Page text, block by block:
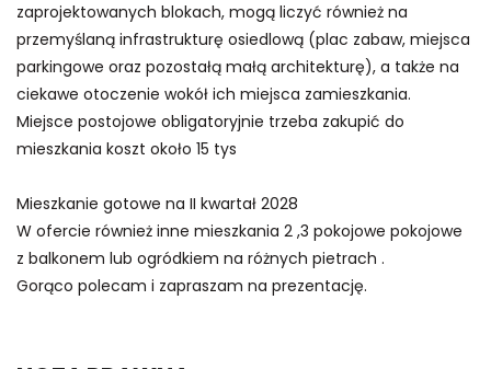
zaprojektowanych blokach, mogą liczyć również na
przemyślaną infrastrukturę osiedlową (plac zabaw, miejsca
parkingowe oraz pozostałą małą architekturę), a także na
ciekawe otoczenie wokół ich miejsca zamieszkania.
Miejsce postojowe obligatoryjnie trzeba zakupić do
mieszkania koszt około 15 tys
Mieszkanie gotowe na II kwartał 2028
W ofercie również inne mieszkania 2 ,3 pokojowe pokojowe
z balkonem lub ogródkiem na różnych pietrach .
Gorąco polecam i zapraszam na prezentację.